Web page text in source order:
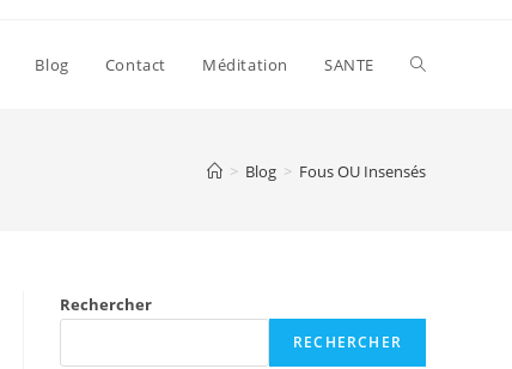
Blog Contact Méditation SANTE
> Blog > Fous OU Insensés
Rechercher
RECHERCHER